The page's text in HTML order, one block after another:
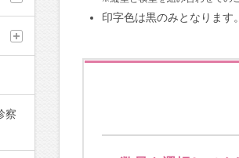
印字色は黒のみとなります。
察